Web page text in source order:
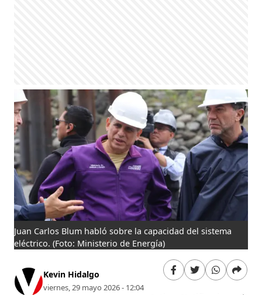
Juan Carlos Blum habló sobre la capacidad del sistema
eléctrico.(Foto: Ministerio de Energía)
Kevin Hidalgo
viernes, 29 mayo 2026 - 12:04